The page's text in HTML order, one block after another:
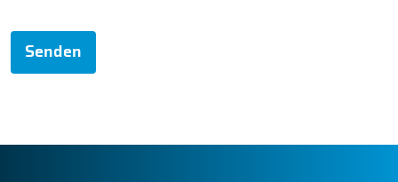
Senden